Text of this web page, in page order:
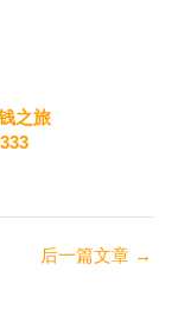
之旅
后一篇文章 →